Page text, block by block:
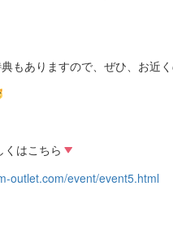
もありますので、ぜひ、お近
くはこちら
outlet.com/event/event5.html